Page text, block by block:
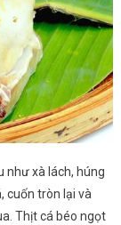
như xà lách, húng
cuốn tròn lại và
Thịt cá béo ngọt